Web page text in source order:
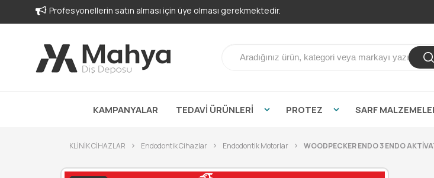
Profesyonellerin satın alması için üye olması gerekmektedir.
KAMPANYALAR TEDAVİ ÜRÜNLERİ PROTEZ SARF
KLİNİK CİHAZLAR Endodontik Cihazlar Endodontik Motorlar WOODPECKER ENDO 3 ENDO